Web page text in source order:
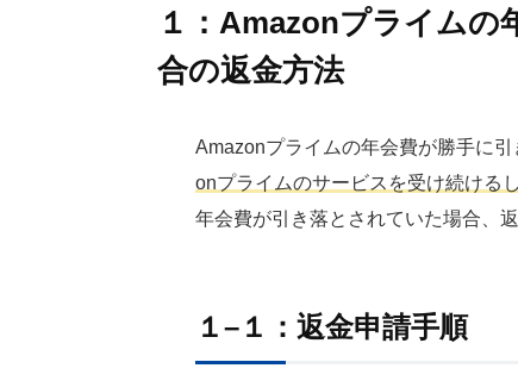
１：Amazonプライムの
合の返金方法
Amazonプライムの年会費が勝手に引
onプライムのサービスを受け続ける
年会費が引き落とされていた場合、
１– １：返金申請手順